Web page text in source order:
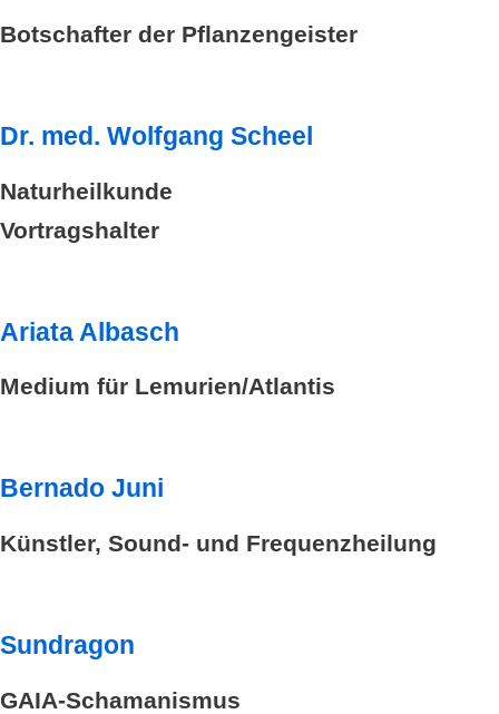
Botschafter der Pflanzengeister
Dr. med. Wolfgang Scheel
Naturheilkunde
Vortragshalter
Ariata Albasch
Medium für Lemurien/Atlantis
Bernado Juni
Künstler, Sound- und Frequenzheilung
Sundragon
GAIA-Schamanismus